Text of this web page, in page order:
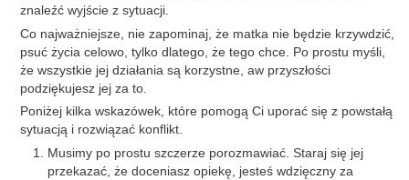
znaleźć wyjście z sytuacji.
Co najważniejsze, nie zapominaj, że matka nie będzie krzywdzić,
psuć życia celowo, tylko dlatego, że tego chce. Po prostu myśli,
że wszystkie jej działania są korzystne, aw przyszłości
podziękujesz jej za to.
Poniżej kilka wskazówek, które pomogą Ci uporać się z powstałą
sytuacją i rozwiązać konflikt.
Musimy po prostu szczerze porozmawiać. Staraj się jej
przekazać, że doceniasz opiekę, jesteś wdzięczny za